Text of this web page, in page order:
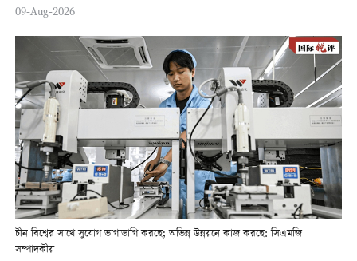
09-Aug-2026
চীন বিশ্বের সাথে সুযোগ ভাগাভাগি করছে; অভিন্ন উন্নয়নে কাজ করছে: সিএমজি
সম্পাদকীয়